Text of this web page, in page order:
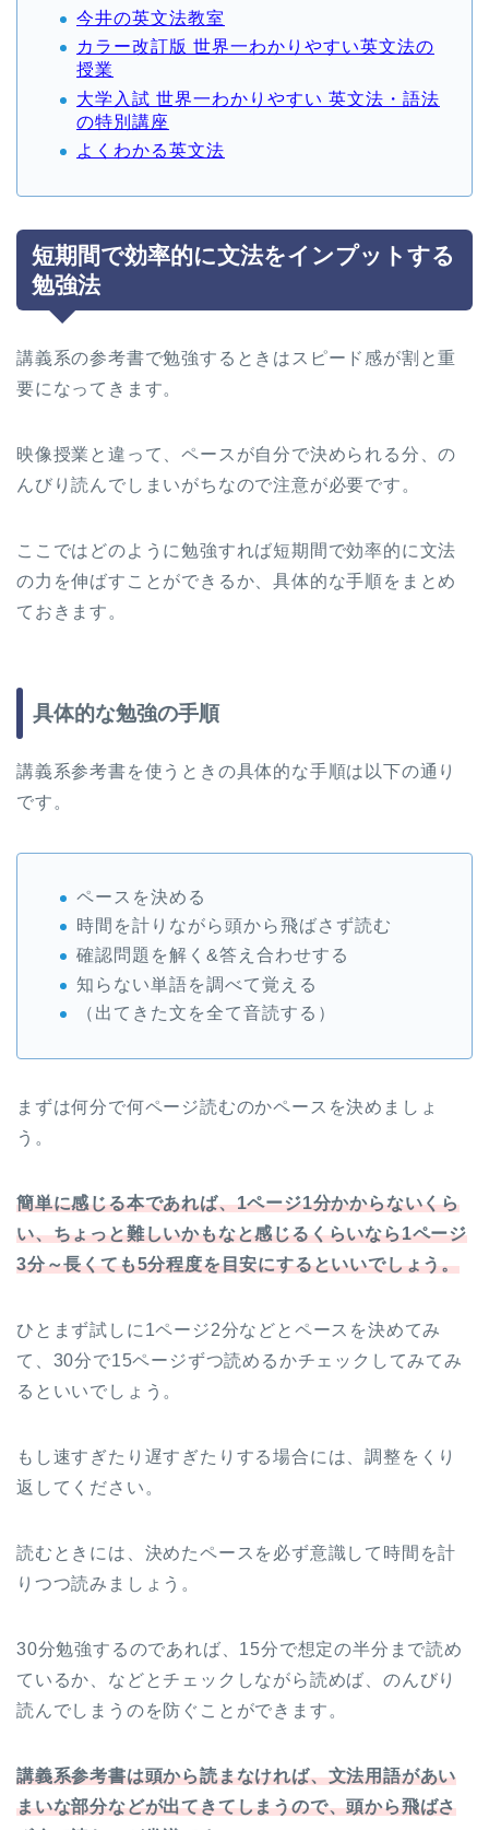
今井の英文法教室
カラー改訂版 世界一わかりやすい英文法の
授業
大学入試 世界一わかりやすい 英文法・語法
の特別講座
よくわかる英文法
短期間で効率的に文法をインプットする
勉強法
講義系の参考書で勉強するときはスピード感が割と重
要になってきます。
映像授業と違って、ペースが自分で決められる分、の
んびり読んでしまいがちなので注意が必要です。
ここではどのように勉強すれば短期間で効率的に文法
の力を伸ばすことができるか、具体的な手順をまとめ
ておきます。
具体的な勉強の手順
講義系参考書を使うときの具体的な手順は以下の通り
です。
ペースを決める
時間を計りながら頭から飛ばさず読む
確認問題を解く&答え合わせする
知らない単語を調べて覚える
（出てきた文を全て音読する）
まずは何分で何ページ読むのかペースを決めましょ
う。
簡単に感じる本であれば、1ページ1分かからないくら
い、ちょっと難しいかもなと感じるくらいなら1ページ
3分～長くても5分程度を目安にするといいでしょう。
ひとまず試しに1ページ2分などとペースを決めてみ
て、30分で15ページずつ読めるかチェックしてみてみ
るといいでしょう。
もし速すぎたり遅すぎたりする場合には、調整をくり
返してください。
読むときには、決めたペースを必ず意識して時間を計
りつつ読みましょう。
30分勉強するのであれば、15分で想定の半分まで読め
ているか、などとチェックしながら読めば、のんびり
読んでしまうのを防ぐことができます。
講義系参考書は頭から読まなければ、文法用語があい
まいな部分などが出てきてしまうので、頭から飛ばさ